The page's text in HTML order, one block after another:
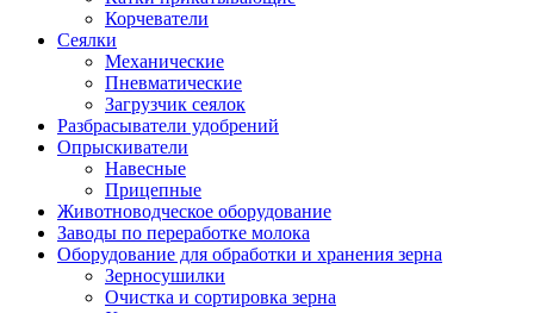
Корчеватели
Сеялки
Механические
Пневматические
Загрузчик сеялок
Разбрасыватели удобрений
Опрыскиватели
Навесные
Прицепные
Животноводческое оборудование
Заводы по переработке молока
Оборудование для обработки и хранения зерна
Зерносушилки
Очистка и сортировка зерна